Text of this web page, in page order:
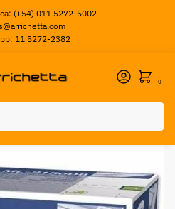
(+54) 011 5272-5002
11 5272-2382
0
ML-2150D8